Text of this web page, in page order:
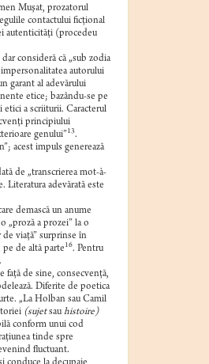
Muşat, prozatorul
contactului ficţional
autenticităţi (procedeu
consideră că „sub zodia
autorului
garant al adevărului
etice; bazându-se pe
etici a scriiturii. Caracterul
principiului
genului”13.
acest impuls generează
de „transcrierea mot-à-
Literatura adevărată este
demască un anume
„proză a prozei” la o
viaţă” surprinse în
de altă parte 16. Pentru
faţă de sine, consecvenţă,
Diferite de poetica
„La Holban sau Camil
(sujetsau histoire)
conform unui cod
tinde spre
fluctuant.